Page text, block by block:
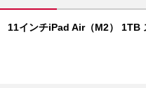
11インチiPad Air（M2） 1TB